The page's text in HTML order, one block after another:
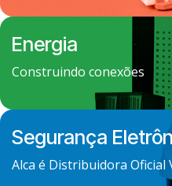
Energia
Construindo conexões
Segurança
Alca é Distribuidora Oficial